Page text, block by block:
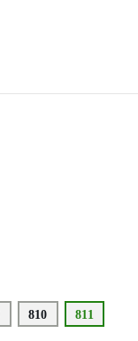
Seite
810
Aktuelle
Seite
811